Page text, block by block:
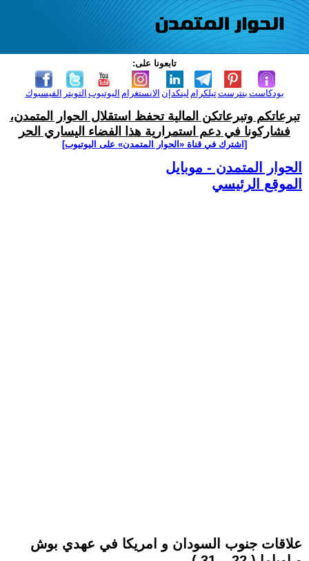
تابعونا على:
الفيسبوك التويتر اليوتيوب الانستغرام لينكدإن تيلكرامبنترست بودكاست
تبرعاتكم وتبرعاتكن المالية تحفظ استقلال الحوار المتمدن،
فشاركونا في دعم استمرارية هذا الفضاء اليساري الحر
[اشترك في قناة ‫«الحوار المتمدن» على اليوتيوب]
الحوار المتمدن - موبايل
الموقع الرئيسي
علاقات جنوب السودان و امريكا في عهدي بوش